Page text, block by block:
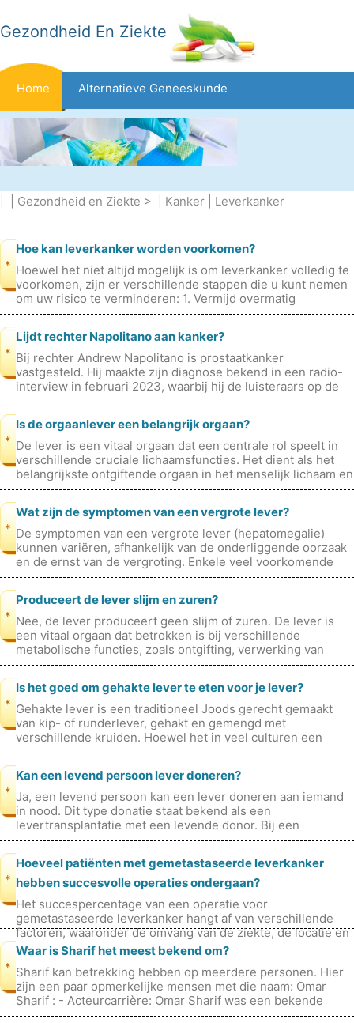
Gezondheid En Ziekte
Home Alternatieve Geneeskunde
Beten En Steken Kanker
Aandoeningen En Behandelingen Mond- En Tandzorg
Dieet En Voeding
Geestelijke Gezondheid Volksgezondheid En Veiligheid
Operaties Gezondheid
Gezondheid en Ziekte > | Kanker Leverkanker
*
Hoe kan leverkanker worden voorkomen?
Hoewel het niet altijd mogelijk is om leverkanker volledig te
voorkomen, zijn er verschillende stappen die u kunt nemen
om uw risico te verminderen: 1. Vermijd overmatig
alcoholgebruik: Chr
*
Lijdt rechter Napolitano aan kanker?
Bij rechter Andrew Napolitano is prostaatkanker
vastgesteld. Hij maakte zijn diagnose bekend in een radio-
interview in februari 2023, waarbij hij de luisteraars op de
hoogte bracht van zijn
*
Is de orgaanlever een belangrijk orgaan?
De lever is een vitaal orgaan dat een centrale rol speelt in
verschillende cruciale lichaamsfuncties. Het dient als het
belangrijkste ontgiftende orgaan in het menselijk lichaam en
filtert b
*
Wat zijn de symptomen van een vergrote lever?
De symptomen van een vergrote lever (hepatomegalie)
kunnen variëren, afhankelijk van de onderliggende oorzaak
en de ernst van de vergroting. Enkele veel voorkomende
symptomen die gepaard gaa
*
Produceert de lever slijm en zuren?
Nee, de lever produceert geen slijm of zuren. De lever is
een vitaal orgaan dat betrokken is bij verschillende
metabolische functies, zoals ontgifting, verwerking van
voedingsstoffen en galp
*
Is het goed om gehakte lever te eten voor je lever?
Gehakte lever is een traditioneel Joods gerecht gemaakt
van kip- of runderlever, gehakt en gemengd met
verschillende kruiden. Hoewel het in veel culturen een
geliefd gerecht is, is het niet
*
Kan een levend persoon lever doneren?
Ja, een levend persoon kan een lever doneren aan iemand
in nood. Dit type donatie staat bekend als een
levertransplantatie met een levende donor. Bij een
levertransplantatie met een levende
*
Hoeveel patiënten met gemetastaseerde leverkanker
hebben succesvolle operaties ondergaan?
Het succespercentage van een operatie voor
gemetastaseerde leverkanker hangt af van verschillende
factoren, waaronder de omvang van de ziekte, de locatie en
grootte van de tumoren, de algehe
*
Waar is Sharif het meest bekend om?
Sharif kan betrekking hebben op meerdere personen. Hier
zijn een paar opmerkelijke mensen met die naam: Omar
Sharif : - Acteurcarrière: Omar Sharif was een bekende
Egyptische acteur die in